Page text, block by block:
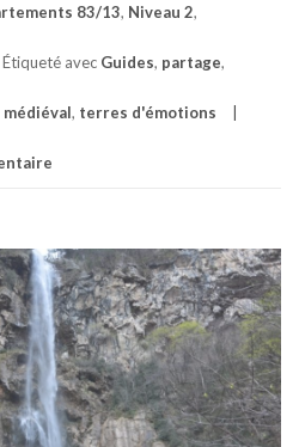
83/13, Niveau 2,
Étiqueté avec Guides, partage,
, terres d'émotions